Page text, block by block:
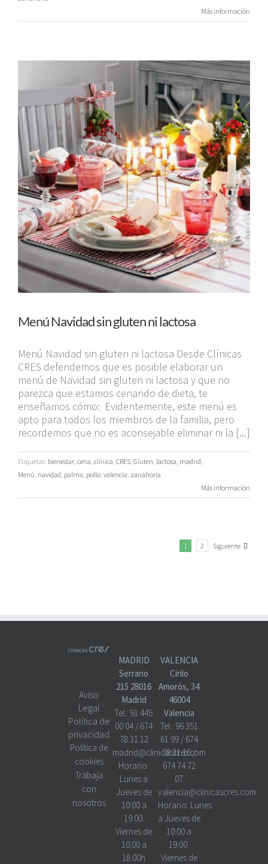
Más información
Menú Navidad sin gluten ni lactosa
Menú Navidad sin gluten ni lactosa Desde Clínicas
CRES defendemos que es posible elaborar un
menú de Navidad sin gluten ni lactosa y que no
parezca que estamos cenando de dieta, te
enseñamos cómo: Evidentemente, este menú es
apto para todos los miembros de la familia, pero
recordemos que no es aconsejable eliminar ni la [...]
Etiquetas: bienestar cena clínica CRES Gluten lactosa madrid
Menú navidad palma pollo valencia zanahoria
Más información
1 2 Siguiente
Aviso
Legal
Política de
privacidad
Política de
cookies
Trabaja
con
nosotros
MADRID
Serrano
215 28016
Madrid
Tel.: 91 445
00 04/ 674
78 31 12
madrid@clinicascres.com
Horario:
Lunes a
Jueves de
10:00 a
19:00.
Viernes de
10:00 a
18:00h
VALENCIA
Cirilo
Amorós, 34
46004
Valencia
Tel.: 96 351
61 99/ 674
78 31 16/
674 74 72
07
valencia@clinicascres.com
Horario: Lunes
a Jueves de
10:00 a
19:00.
Viernes de